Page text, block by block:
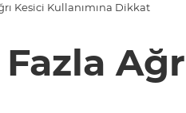
Kesici Kullanımına Dikkat
Fazla